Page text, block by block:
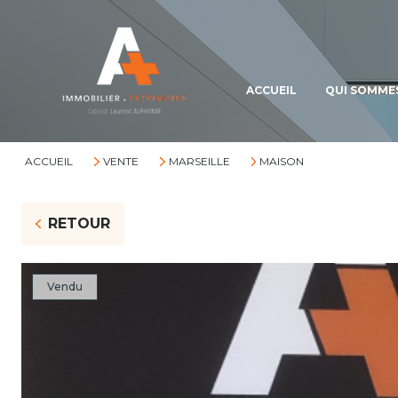
ACCUEIL QUI
ACCUEIL VENTE MARSEILLE MAISON
RETOUR
Vendu